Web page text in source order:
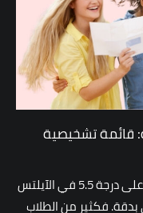
خلال 20 دقيقة: قائمة تشخيصية
قبل أن تبدأ رحلة التحضير من أجل الحصول على درجة 5.5 في الآيلتس
فكثير من الطلاب